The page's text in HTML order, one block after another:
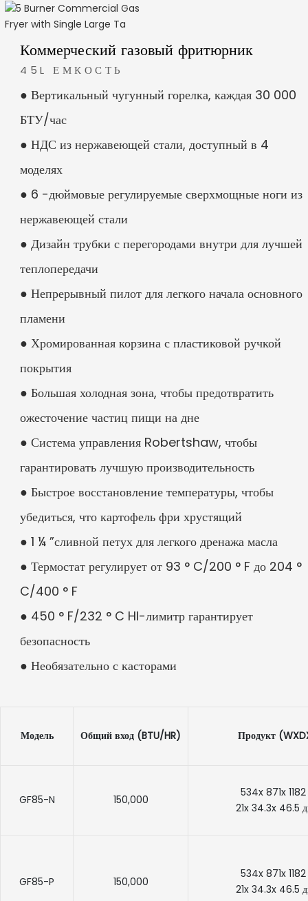
Коммерческий газовый фритюрник
45L ЕМКОСТЬ
● Вертикальный чугунный горелка, каждая 30 000
БТУ/час
● НДС из нержавеющей стали, доступный в 4
моделях
● 6 -дюймовые регулируемые сверхмощные ноги из
нержавеющей стали
● Дизайн трубки с перегородами внутри для лучшей
теплопередачи
● Непрерывный пилот для легкого начала основного
пламени
● Хромированная корзина с пластиковой ручкой
покрытия
● Большая холодная зона, чтобы предотвратить
ожесточение частиц пищи на дне
● Система управления Robertshaw, чтобы
гарантировать лучшую производительность
● Быстрое восстановление температуры, чтобы
убедиться, что картофель фри хрустящий
● 1 ¼ ”сливной петух для легкого дренажа масла
● Термостат регулирует от 93 ° C/200 ° F до 204 °
C/400 ° F
● 450 ° F/232 ° C HI-лимитр гарантирует
безопасность
● Необязательно с касторами
Модель Общий вход (BTU/HR) Продукт
GF85-N 150,000
534x 871x
21x 34.3x 46.5
GF85-P 150,000
534x 871x
21x 34.3x 46.5
фунтов
деревом
шт./Месяц
/ Шэньчжэнь